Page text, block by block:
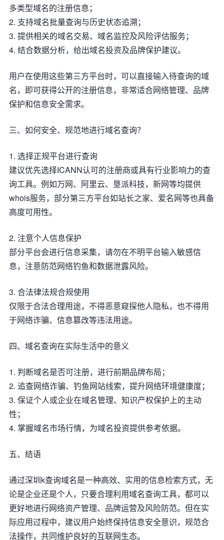
多类型域名的注册信息；
2. 支持域名批量查询与历史状态追溯；
3. 提供相关的域名交易、域名监控及风险评估服务；
4. 结合数据分析，给出域名投资及品牌保护建议。
用户在使用这些第三方平台时，可以直接输入待查询的域
名，即可获得公开的注册信息，非常适合网络管理、品牌
保护和信息安全需求。
三、如何安全、规范地进行域名查询？
1. 选择正规平台进行查询
建议优先选择ICANN认可的注册商或具有行业影响力的查
询工具。例如万网、阿里云、垦派科技，新网等均提供
whois服务，部分第三方平台如站长之家、爱名网等也具备
高度可用性。
2. 注意个人信息保护
部分平台会进行信息采集，请勿在不明平台输入敏感信
息，注意防范网络钓鱼和数据泄露风险。
3. 合法律法规合规使用
仅限于合法合理用途，不得恶意窥探他人隐私，也不得用
于网络诈骗、信息篡改等违法用途。
四、域名查询在实际生活中的意义
1. 判断域名是否可注册，进行前期品牌布局；
2. 追查网络诈骗、钓鱼网站线索，提升网络环境健康度；
3. 保证个人或企业在域名管理、知识产权保护上的主动
性；
4. 掌握域名市场行情，为域名投资提供参考依据。
五、结语
通过深圳k查询域名是一种高效、实用的信息检索方式，无
论是企业还是个人，只要合理利用域名查询工具，都可以
更好地进行网络资产管理、品牌运营及风险防范。但在实
际应用过程中，建议用户始终保持信息安全意识，规范合
法操作，共同维护良好的互联网生态。